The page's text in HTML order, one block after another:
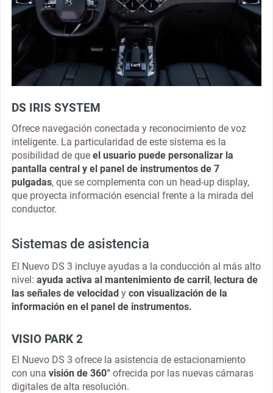
DS IRIS SYSTEM
Ofrece navegación conectada y reconocimiento de voz
inteligente. La particularidad de este sistema es la
posibilidad de que el usuario puede personalizar la
pantalla central y el panel de instrumentos de 7
pulgadas, que se complementa con un head-up display,
que proyecta información esencial frente a la mirada del
conductor.
Sistemas de asistencia
El Nuevo DS 3 incluye ayudas a la conducción al más alto
nivel: ayuda activa al mantenimiento de carril, lectura de
las señales de velocidady con visualización de la
información en el panel de instrumentos.
VISIO PARK 2
El Nuevo DS 3 ofrece la asistencia de estacionamiento
con una visión de 360° ofrecida por las nuevas cámaras
digitales de alta resolución.